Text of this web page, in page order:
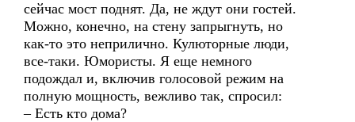
сейчас мост поднят. Да, не ждут они гостей.
Можно, конечно, на стену запрыгнуть, но
как-то это неприлично. Кулюторные люди,
все-таки. Юмористы. Я еще немного
подождал и, включив голосовой режим на
полную мощность, вежливо так, спросил:
– Есть кто дома?